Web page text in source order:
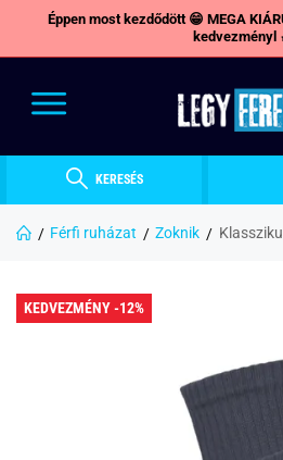
Éppen most kezdődött 😁 MEGA
kedvezményl
KERESÉS
Férfi ruházat Zoknik
KEDVEZMÉNY -12%